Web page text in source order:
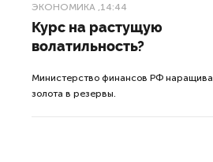
ЭКОНОМИКА ,14:44
Курс на растущую
волатильность?
Министерство финансов РФ
золота в резервы.